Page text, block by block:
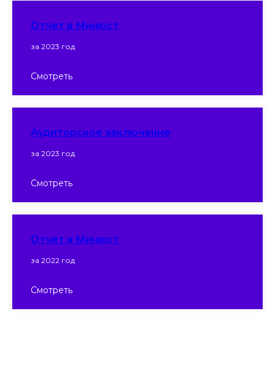
Отчет в Минюст
за 2023 год
Смотреть
Аудиторское заключение
за 2023 год
Смотреть
Отчет в Минюст
за 2022 год
Смотреть